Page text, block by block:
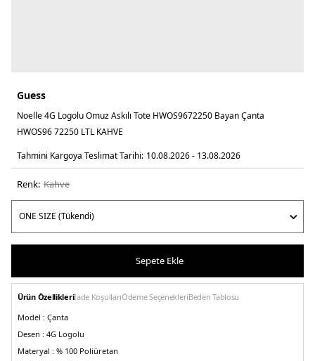
Guess
Noelle 4G Logolu Omuz Askılı Tote HWOS9672250 Bayan Çanta
HWOS96 72250 LTL KAHVE
Tahmini Kargoya Teslimat Tarihi: 10.08.2026 - 13.08.2026
Renk: kahve
Sepete Ekle
Ürün Özellikleriİade KoşullarıÖdeme SeçenekleriBeden Tablosu
Model : Çanta
Desen : 4G Logolu
Materyal : % 100 Poliüretan